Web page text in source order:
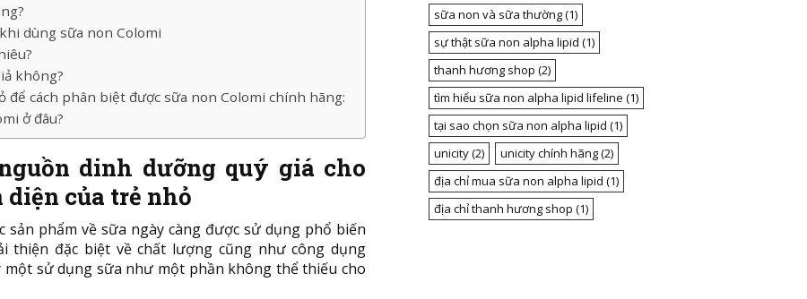
dùng sữa non Colomi
không?
để cách phân biệt được sữa non Colomi chính hãng:
ở đâu?
dinh dưỡng quý giá cho
của trẻ nhỏ
sản phẩm về sữa ngày càng được sử dụng phổ biến
thiện đặc biệt về chất lượng cũng như công dụng
sử dụng sữa như một phần không thể thiếu cho
sữa non và sữa thường(1)
sự thật sữa non alpha lipid (1)
thanh hương shop (2)
tìm hiểu sữa non alpha lipid lifeline (1)
tại sao chọn sữa non alpha lipid (1)
unicity(2) unicity chính hãng(2)
địa chỉ mua sữa non alpha lipid (1)
địa chỉ thanh hương shop (1)